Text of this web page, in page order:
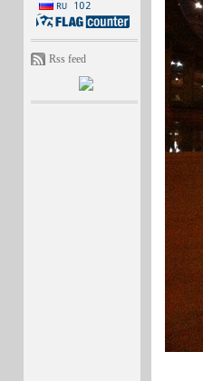
Rss feed